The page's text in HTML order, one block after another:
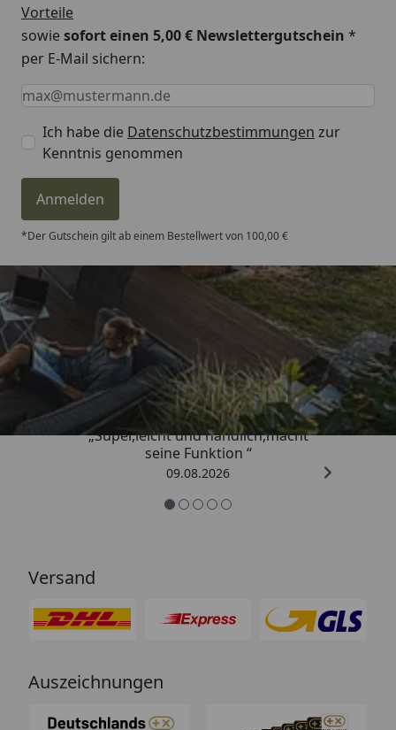
Vorteile
sowiesofort einen 5,00 € Newslettergutschein *
per E-Mail sichern:
Keine Eingabe erforderlich
Eingabe erforderlich
E-Mail *
Ich habe die Datenschutzbestimmungen zur
Kenntnis genommen
Anmelden
*Der Gutschein gilt ab einem Bestellwert von 100,00 €
Trusted Shops
4,81/ 5
„Super,leicht und handlich,macht
seine Funktion “
09.08.2026
Versand
Auszeichnungen